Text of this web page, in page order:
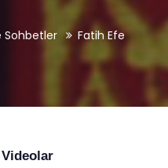
Sohbetler Fatih Efe